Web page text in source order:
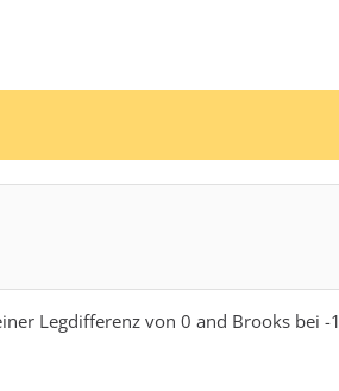
Legdifferenz von 0 and Brooks bei -1